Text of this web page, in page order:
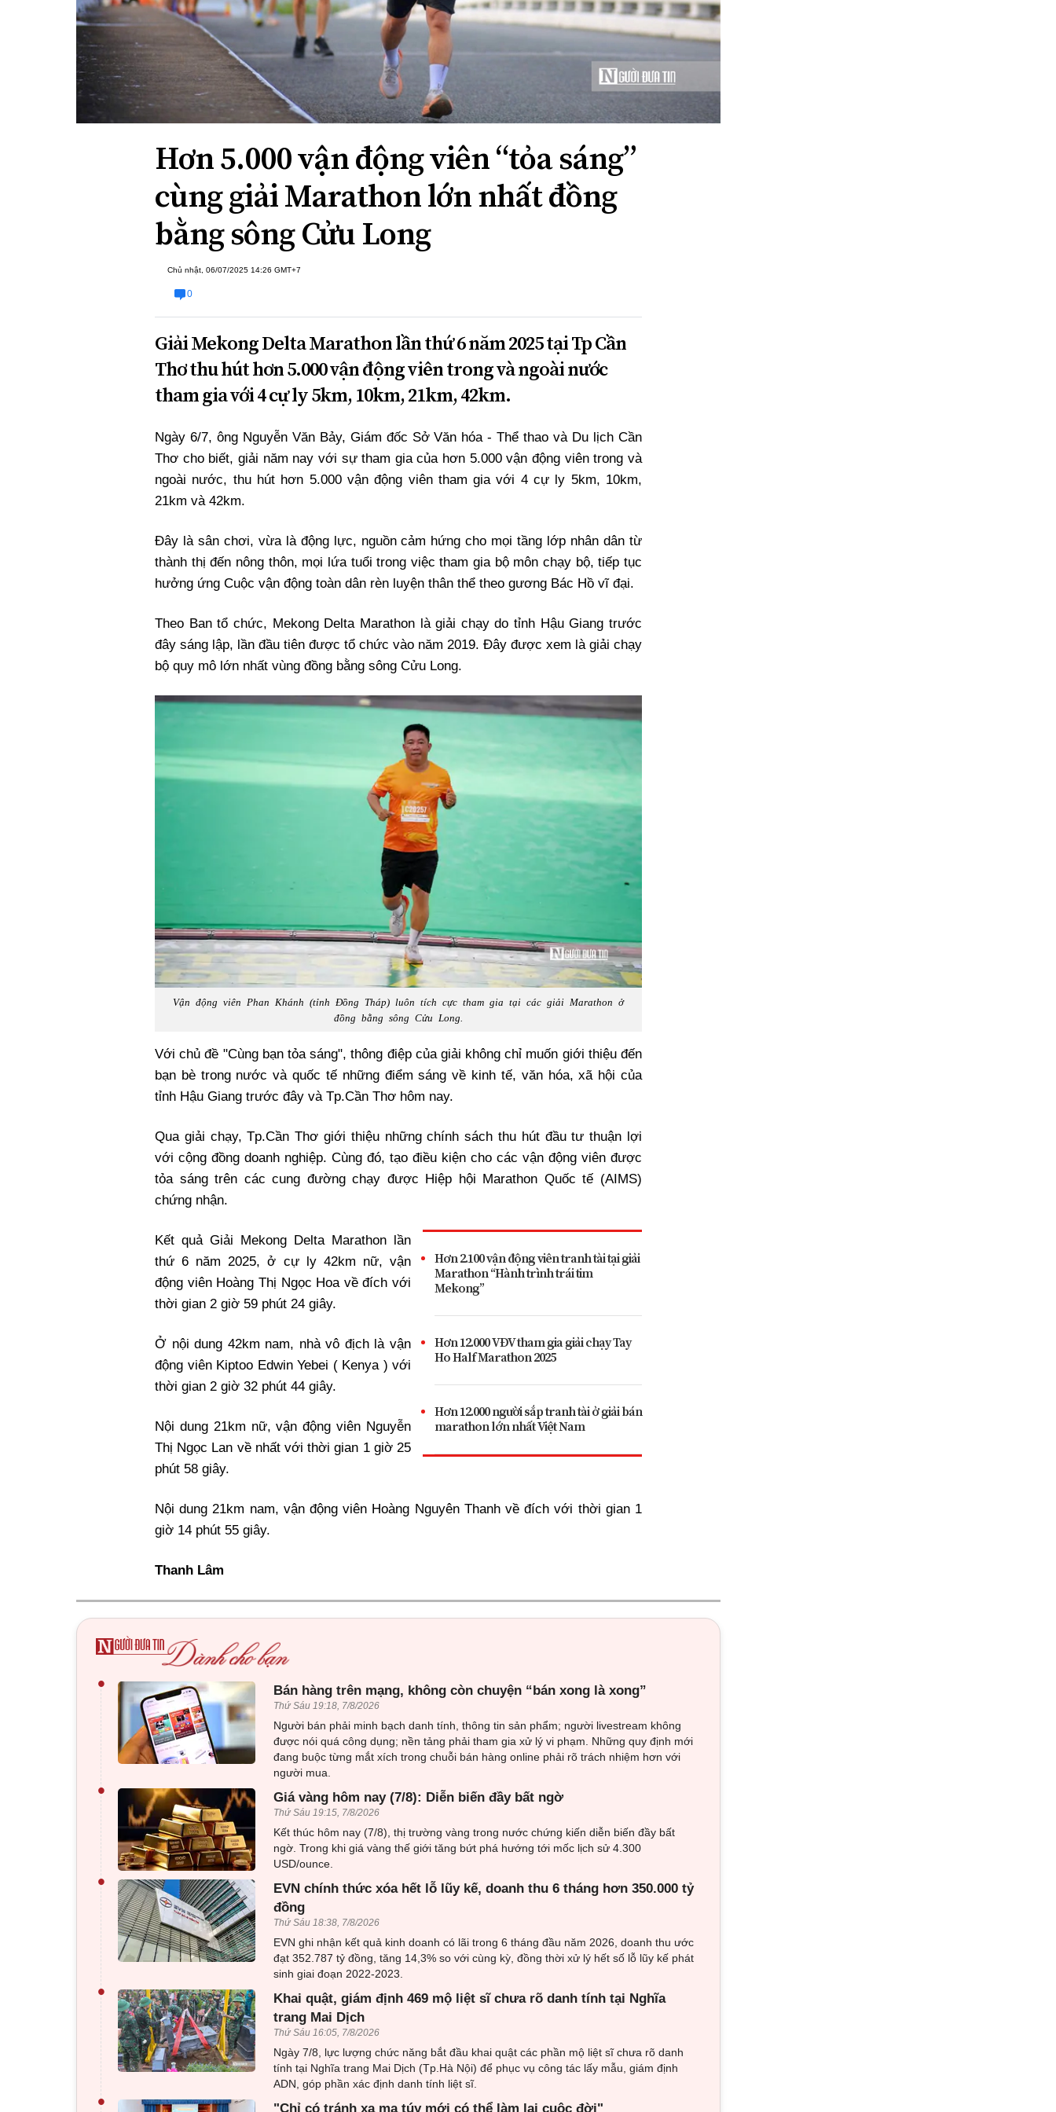
Xi nhan Trái Phải
Bạn đọc viết
Hơn 5.000 vận động viên “tỏa sáng”
cùng giải Marathon lớn nhất đồng
bằng sông Cửu Long
Chủ nhật, 06/07/2025 14:26 GMT+7
0
Giải Mekong Delta Marathon lần thứ 6 năm 2025 tại Tp Cần
Thơ thu hút hơn 5.000 vận động viên trong và ngoài nước
tham gia với 4 cự ly 5km, 10km, 21km, 42km.
Ngày 6/7, ông Nguyễn Văn Bảy, Giám đốc Sở Văn hóa - Thể thao và Du lịch Cần
Thơ cho biết, giải năm nay với sự tham gia của hơn 5.000 vận động viên trong và
ngoài nước, thu hút hơn 5.000 vận động viên tham gia với 4 cự ly 5km, 10km,
21km và 42km.
Đây là sân chơi, vừa là động lực, nguồn cảm hứng cho mọi tầng lớp nhân dân từ
thành thị đến nông thôn, mọi lứa tuổi trong việc tham gia bộ môn chạy bộ, tiếp tục
hưởng ứng Cuộc vận động toàn dân rèn luyện thân thể theo gương Bác Hồ vĩ đại.
Theo Ban tổ chức, Mekong Delta Marathon là giải chạy do tỉnh Hậu Giang trước
đây sáng lập, lần đầu tiên được tổ chức vào năm 2019. Đây được xem là giải chạy
bộ quy mô lớn nhất vùng đồng bằng sông Cửu Long.
Vận động viên Phan Khánh (tỉnh Đồng Tháp) luôn tích cực tham gia tại các giải Marathon ở
đồng bằng sông Cửu Long.
Với chủ đề "Cùng bạn tỏa sáng", thông điệp của giải không chỉ muốn giới thiệu đến
bạn bè trong nước và quốc tế những điểm sáng về kinh tế, văn hóa, xã hội của
tỉnh Hậu Giang trước đây và Tp.Cần Thơ hôm nay.
Qua giải chạy, Tp.Cần Thơ giới thiệu những chính sách thu hút đầu tư thuận lợi
với cộng đồng doanh nghiệp. Cùng đó, tạo điều kiện cho các vận động viên được
tỏa sáng trên các cung đường chạy được Hiệp hội Marathon Quốc tế (AIMS)
chứng nhận.
Hơn 2.100 vận động viên tranh tài tại giải
Marathon “Hành trình trái tim
Mekong”
Hơn 12.000 VĐV tham gia giải chạy Tay
Ho Half Marathon 2025
Hơn 12.000 người sắp tranh tài ở giải bán
marathon lớn nhất Việt Nam
Kết quả Giải Mekong Delta Marathon lần
thứ 6 năm 2025, ở cự ly 42km nữ, vận
động viên Hoàng Thị Ngọc Hoa về đích với
thời gian 2 giờ 59 phút 24 giây.
Ở nội dung 42km nam, nhà vô địch là vận
động viên Kiptoo Edwin Yebei ( Kenya ) với
thời gian 2 giờ 32 phút 44 giây.
Nội dung 21km nữ, vận động viên Nguyễn
Thị Ngọc Lan về nhất với thời gian 1 giờ 25
phút 58 giây.
Nội dung 21km nam, vận động viên Hoàng Nguyên Thanh về đích với thời gian 1
giờ 14 phút 55 giây.
Thanh Lâm
• Bán hàng trên mạng, không còn chuyện “bán xong là xong”
Thứ Sáu 19:18, 7/8/2026
Người bán phải minh bạch danh tính, thông tin sản phẩm; người livestream không
được nói quá công dụng; nền tảng phải tham gia xử lý vi phạm. Những quy định mới
đang buộc từng mắt xích trong chuỗi bán hàng online phải rõ trách nhiệm hơn với
người mua.
• Giá vàng hôm nay (7/8): Diễn biến đầy bất ngờ
Thứ Sáu 19:15, 7/8/2026
Kết thúc hôm nay (7/8), thị trường vàng trong nước chứng kiến diễn biến đầy bất
ngờ. Trong khi giá vàng thế giới tăng bứt phá hướng tới mốc lịch sử 4.300
USD/ounce.
•
EVN chính thức xóa hết lỗ lũy kế, doanh thu 6 tháng hơn 350.000 tỷ
đồng
Thứ Sáu 18:38, 7/8/2026
EVN ghi nhận kết quả kinh doanh có lãi trong 6 tháng đầu năm 2026, doanh thu ước
đạt 352.787 tỷ đồng, tăng 14,3% so với cùng kỳ, đồng thời xử lý hết số lỗ lũy kế phát
sinh giai đoạn 2022-2023.
•
Khai quật, giám định 469 mộ liệt sĩ chưa rõ danh tính tại Nghĩa
trang Mai Dịch
Thứ Sáu 16:05, 7/8/2026
Ngày 7/8, lực lượng chức năng bắt đầu khai quật các phần mộ liệt sĩ chưa rõ danh
tính tại Nghĩa trang Mai Dịch (Tp.Hà Nội) để phục vụ công tác lấy mẫu, giám định
ADN, góp phần xác định danh tính liệt sĩ.
• "Chỉ có tránh xa ma túy mới có thể làm lại cuộc đời"